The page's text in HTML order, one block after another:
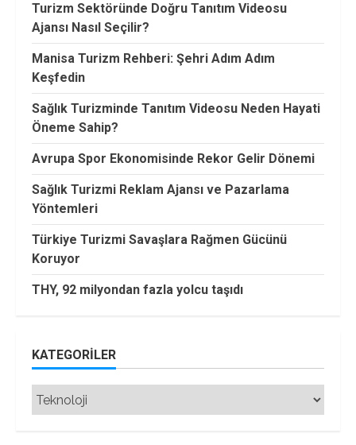
Turizm Sektöründe Doğru Tanıtım Videosu
Ajansı Nasıl Seçilir?
Manisa Turizm Rehberi: Şehri Adım Adım
Keşfedin
Sağlık Turizminde Tanıtım Videosu Neden Hayati
Öneme Sahip?
Avrupa Spor Ekonomisinde Rekor Gelir Dönemi
Sağlık Turizmi Reklam Ajansı ve Pazarlama
Yöntemleri
Türkiye Turizmi Savaşlara Rağmen Gücünü
Koruyor
THY, 92 milyondan fazla yolcu taşıdı
KATEGORILER
Kategoriler